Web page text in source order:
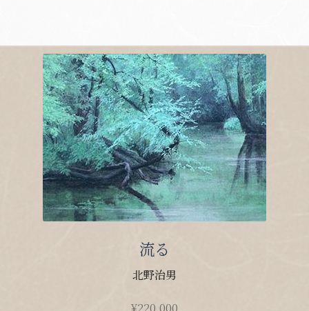
流る
北野治男